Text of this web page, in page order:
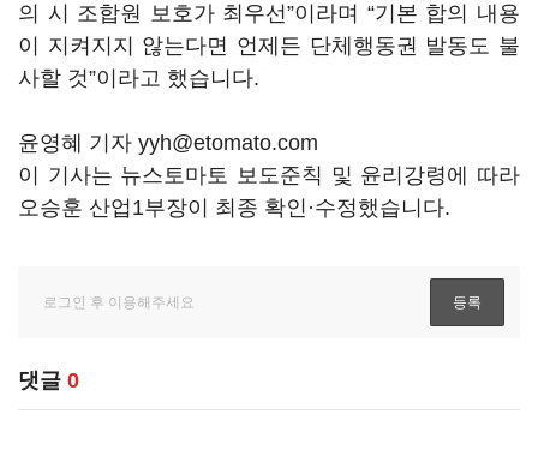
의 시 조합원 보호가 최우선”이라며 “기본 합의 내용
이 지켜지지 않는다면 언제든 단체행동권 발동도 불
사할 것”이라고 했습니다.
윤영혜 기자 yyh@etomato.com
이 기사는 뉴스토마토 보도준칙 및 윤리강령에 따라
오승훈 산업1부장이 최종 확인·수정했습니다.
댓글 0